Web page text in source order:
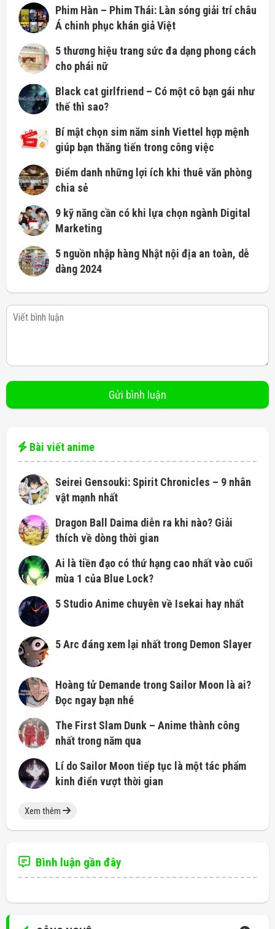
Phim Hàn – Phim Thái: Làn sóng giải trí châu
Á chinh phục khán giả Việt
5 thương hiệu trang sức đa dạng phong cách
cho phái nữ
Black cat girlfriend – Có một cô bạn gái như
thế thì sao?
Bí mật chọn sim năm sinh Viettel hợp mệnh
giúp bạn thăng tiến trong công việc
Điểm danh những lợi ích khi thuê văn phòng
chia sẻ
9 kỹ năng cần có khi lựa chọn ngành Digital
Marketing
5 nguồn nhập hàng Nhật nội địa an toàn, dễ
dàng 2024
Bài viết anime
Seirei Gensouki: Spirit Chronicles – 9 nhân
vật mạnh nhất
Dragon Ball Daima diễn ra khi nào? Giải
thích về dòng thời gian
Ai là tiền đạo có thứ hạng cao nhất vào cuối
mùa 1 của Blue Lock?
5 Studio Anime chuyên về Isekai hay nhất
5 Arc đáng xem lại nhất trong Demon Slayer
Hoàng tử Demande trong Sailor Moon là ai?
Đọc ngay bạn nhé
The First Slam Dunk – Anime thành công
nhất trong năm qua
Lí do Sailor Moon tiếp tục là một tác phẩm
kinh điển vượt thời gian
Xem thêm
Bình luận gần đây